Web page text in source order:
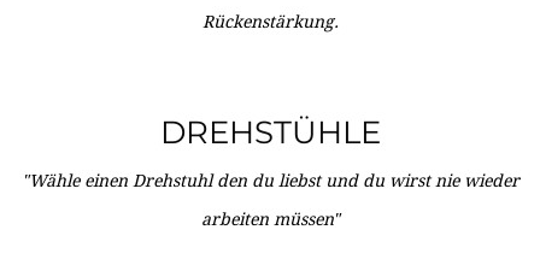
Rückenstärkung.
DREHSTÜHLE
"Wähle einen Drehstuhl den du liebst und du wirst nie wieder
arbeiten müssen"